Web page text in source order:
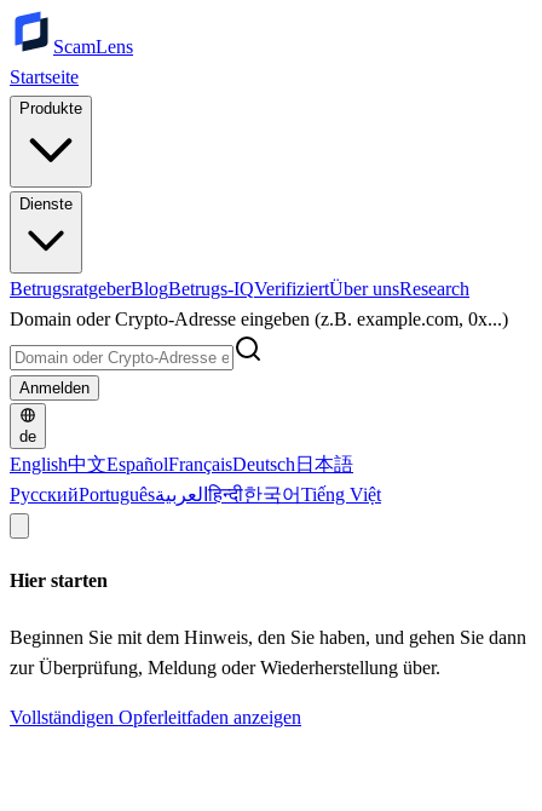
ScamLens
Startseite
Produkte
Dienste
BetrugsratgeberBlogBetrugs-IQVerifiziertÜber unsResearch
Domain oder Crypto-Adresse eingeben (z.B. example.com, 0x...)
Anmelden
de
English中文EspañolFrançaisDeutsch 日本語
РусскийPortuguêsالعربيةहिन्दी한국어Tiếng Việt
Hier starten
Beginnen Sie mit dem Hinweis, den Sie haben, und gehen Sie dann
zur Überprüfung, Meldung oder Wiederherstellung über.
Vollständigen Opferleitfaden anzeigen